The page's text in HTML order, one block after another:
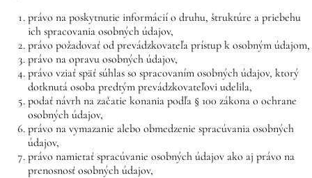
právo na poskytnutie informácií o druhu, štruktúre a priebehu
ich spracovania osobných údajov,
právo požadovať od prevádzkovateľa prístup k osobným údajom,
právo na opravu osobných údajov,
právo vziať späť súhlas so spracovaním osobných údajov, ktorý
dotknutá osoba predtým prevádzkovateľovi udelila,
podať návrh na začatie konania podľa § 100 zákona o ochrane
osobných údajov,
právo na vymazanie alebo obmedzenie spracúvania osobných
údajov,
právo namietať spracúvanie osobných údajov ako aj právo na
prenosnosť osobných údajov,